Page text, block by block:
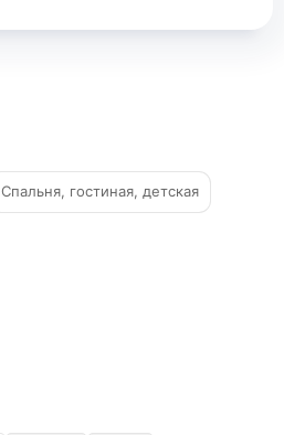
Спальня, гостиная, детская